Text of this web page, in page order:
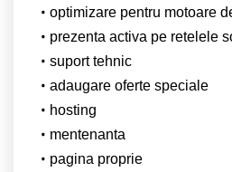
optimizare pentru motoare
prezenta activa pe retelele
suport tehnic
adaugare oferte speciale
hosting
mentenanta
pagina proprie